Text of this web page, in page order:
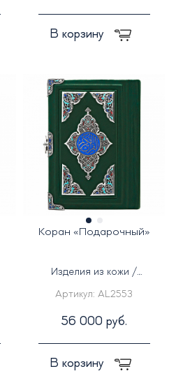
В корзину
Коран «Подарочный»
Изделия из кожи /
Артикул:AL2553
56 000 руб.
В корзину